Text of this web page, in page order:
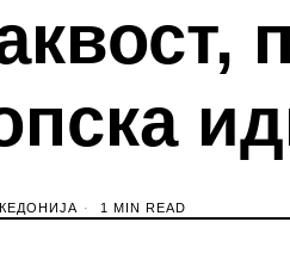
1 MIN READ